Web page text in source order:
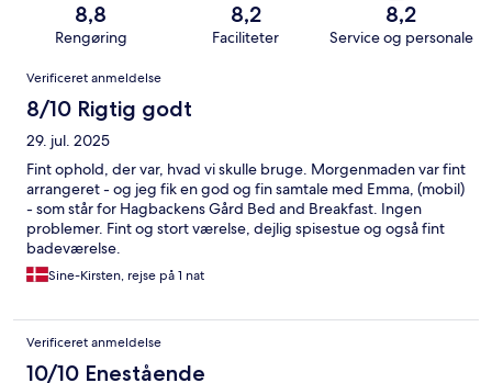
8,8
Rengøring
8,2
Faciliteter
8,2
Service og personale
Anmeldelser
Verificeret anmeldelse
8/10 Rigtig godt
29. jul. 2025
Fint ophold, der var, hvad vi skulle bruge. Morgenmaden var fint
arrangeret - og jeg fik en god og fin samtale med Emma, (mobil)
- som står for Hagbackens Gård Bed and Breakfast. Ingen
problemer. Fint og stort værelse, dejlig spisestue og også fint
badeværelse.
Sine-Kirsten, rejse på 1 nat
Verificeret anmeldelse
10/10 Enestående